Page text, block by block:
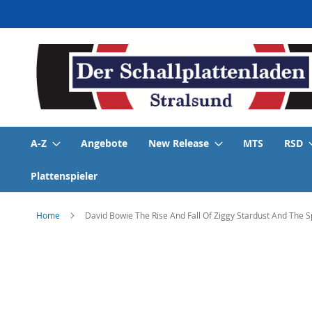
zum
Inhalt
A-Z Angebote New Release MTS RSD
Plattenspieler
Home David Bowie The Rise And Fall Of Ziggy Stardust And